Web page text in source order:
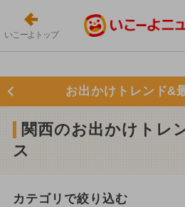
いこーよトップ
お出かけトレンド&
関西のお出かけトレ
ス
カテゴリで絞り込む